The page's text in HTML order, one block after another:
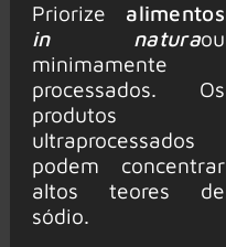
Priorize alimentos
in naturaou
minimamente
processados. Os
produtos
ultraprocessados
podem concentrar
altos teores de
sódio.